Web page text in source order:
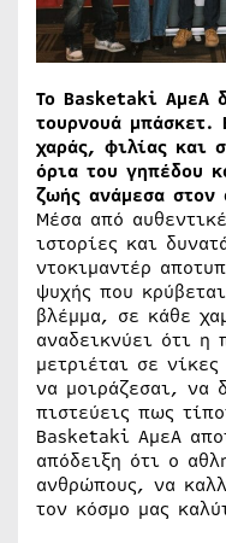
Το Basketaki ΑμεΑ
τουρνουά μπάσκετ.
χαράς, φιλίας και
όρια του γηπέδου
ζωής ανάμεσα στον
Μέσα από
ιστορίες και
ντοκιμαντέρ
ψυχής που
βλέμμα, σε κάθε
αναδεικνύει ότι η
μετριέται σε
να μοιράζεσαι, να
πιστεύεις πως
Basketaki ΑμεΑ
απόδειξη ότι ο
ανθρώπους, να
τον κόσμο μας